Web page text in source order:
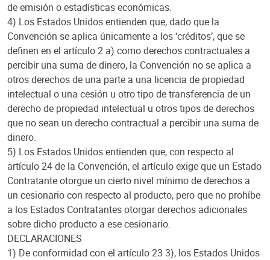
de emisión o estadísticas económicas.
4) Los Estados Unidos entienden que, dado que la
Convención se aplica únicamente a los ‘créditos’, que se
definen en el artículo 2 a) como derechos contractuales a
percibir una suma de dinero, la Convención no se aplica a
otros derechos de una parte a una licencia de propiedad
intelectual o una cesión u otro tipo de transferencia de un
derecho de propiedad intelectual u otros tipos de derechos
que no sean un derecho contractual a percibir una suma de
dinero.
5) Los Estados Unidos entienden que, con respecto al
artículo 24 de la Convención, el artículo exige que un Estado
Contratante otorgue un cierto nivel mínimo de derechos a
un cesionario con respecto al producto, pero que no prohíbe
a los Estados Contratantes otorgar derechos adicionales
sobre dicho producto a ese cesionario.
DECLARACIONES
1) De conformidad con el artículo 23 3), los Estados Unidos